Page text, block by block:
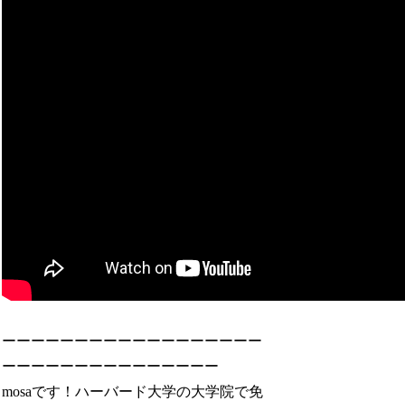
ーーーーーーーーーーーーーーーーーー
ーーーーーーーーーーーーーーー
mosaです！ハーバード大学の大学院で免